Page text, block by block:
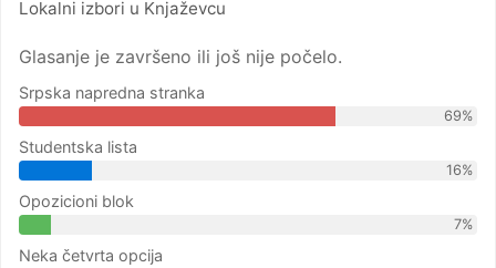
Lokalni izbori u Knjaževcu
Glasanje je završeno ili još nije počelo.
Srpska napredna stranka
69%
Studentska lista
16%
Opozicioni blok
7%
Neka četvrta opcija